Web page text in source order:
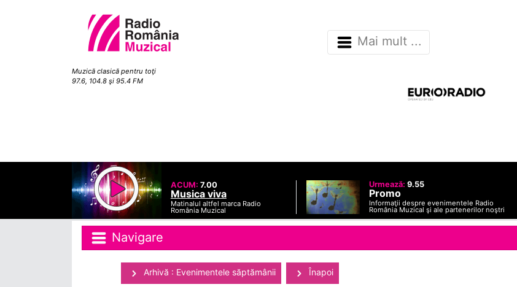
Muzică clasică pentru toţi
97.6, 104.8 şi 95.4 FM
Mai mult ...
ACUM: 7.00
Musica viva
Matinalul altfel marca Radio
România Muzical
Urmează: 9.55
Promo
Informaţii despre evenimentele Radio
România Muzical şi ale partenerilor noştri
Navigare
Arhivă : Evenimentele săptămânii Înapoi